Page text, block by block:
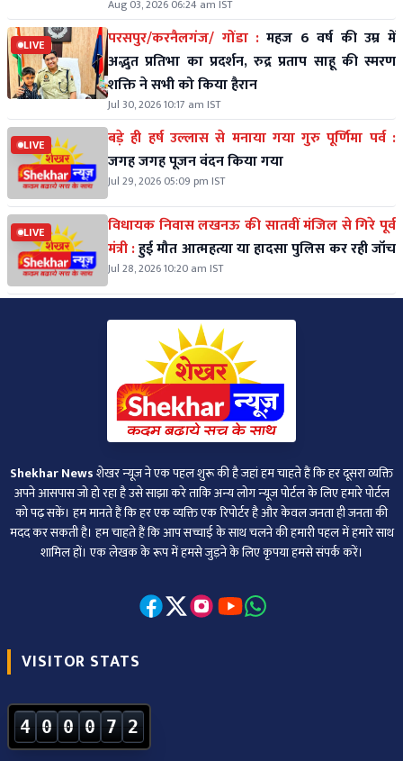
Aug 03, 2026 06:24 am IST
LIVE परसपुर/करनैलगंज/ गोंडा : महज 6 वर्ष की उम्र में
अद्भुत प्रतिभा का प्रदर्शन, रुद्र प्रताप साहू की स्मरण
शक्ति ने सभी को किया हैरान
Jul 30, 2026 10:17 am IST
LIVE
बड़े ही हर्ष उल्लास से मनाया गया गुरु पूर्णिमा पर्व :
जगह जगह पूजन वंदन किया गया
Jul 29, 2026 05:09 pm IST
LIVE
विधायक निवास लखनऊ की सातवीं मंजिल से गिरे पूर्व
मंत्री :हुई मौत आत्महत्या या हादसा पुलिस कर रही जॉच
Jul 28, 2026 10:20 am IST
Shekhar Newsशेखर न्‍यूज ने एक पहल शुरू की है जहां हम चाहते हैं कि हर दूसरा व्‍यक्ति
अपने आसपास जो हो रहा है उसे साझा करे ताकि अन्‍य लोग न्‍यूज पोर्टल के लिए हमारे पोर्टल
को पढ़ सकें। हम मानते हैं कि हर एक व्यक्ति एक रिपोर्टर है और केवल जनता ही जनता की
मदद कर सकती है। हम चाहते हैं कि आप सच्चाई के साथ चलने की हमारी पहल में हमारे साथ
शामिल हों। एक लेखक के रूप में हमसे जुड़ने के लिए कृपया हमसे संपर्क करें।
VISITOR STATS
4 0 0 0 7 2